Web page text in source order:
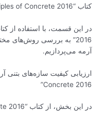
کتاب “Basic Principles of Concrete 2016”
2016” به بررسی روش‌های
آرمه می‌پردازیم.
Concrete 2016”